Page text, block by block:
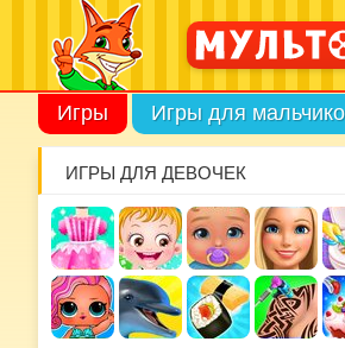
Игры Игры для
ИГРЫ ДЛЯ ДЕВОЧЕК